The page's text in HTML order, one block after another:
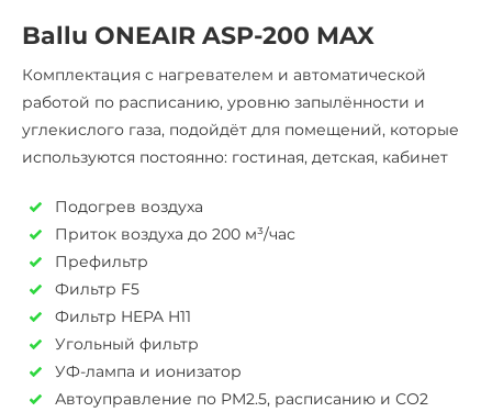
Ballu ONEAIR ASP-200 MAX
Комплектация с нагревателем и автоматической
работой по расписанию, уровню запылённости и
углекислого газа, подойдёт для помещений, которые
используются постоянно: гостиная, детская, кабинет
Подогрев воздуха
Приток воздуха до 200 м³/час
Префильтр
Фильтр F5
Фильтр HEPA H11
Угольный фильтр
УФ-лампа и ионизатор
Автоуправление по PM2.5, расписанию и СО2